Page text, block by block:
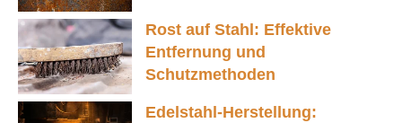
Rost auf Stahl: Effektive
Entfernung und
Schutzmethoden
Edelstahl-Herstellung: